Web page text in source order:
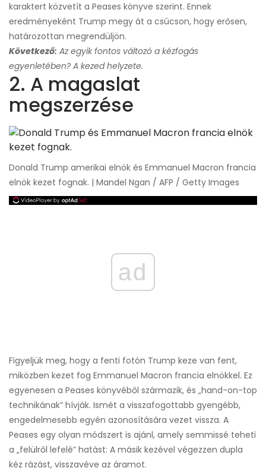
karaktert közvetít a Peases könyve szerint. Ennek
eredményeként Trump megy át a csúcson, hogy erősen,
határozottan megrendüljön.
Következő: Az egyik fontos változó a kézfogás
egyenletében? A kezed helyzete.
2. A magaslat
megszerzése
Donald Trump amerikai elnök és Emmanuel Macron francia
elnök kezet fognak. | Mandel Ngan / AFP / Getty Images
ad
Figyeljük meg, hogy a fenti fotón Trump keze van fent,
miközben kezet fog Emmanuel Macron francia elnökkel. Ez
egyenesen a Peases könyvéből származik, és „hand-on-top
technikának” hívják. Ismét a visszafogottabb gyengébb,
engedelmesebb egyén azonosítására vezet vissza. A
Peases egy olyan módszert is ajánl, amely semmissé teheti
a „felülről lefelé” hatást: A másik kezével végezzen dupla
kéz rázást, visszavéve az áramot.